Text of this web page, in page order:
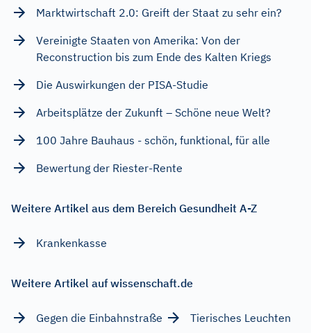
Marktwirtschaft 2.0: Greift der Staat zu sehr ein?
Vereinigte Staaten von Amerika: Von der
Reconstruction bis zum Ende des Kalten Kriegs
Die Auswirkungen der PISA-Studie
Arbeitsplätze der Zukunft – Schöne neue Welt?
100 Jahre Bauhaus - schön, funktional, für alle
Bewertung der Riester-Rente
Weitere Artikel aus dem Bereich Gesundheit A-Z
Krankenkasse
Weitere Artikel auf wissenschaft.de
Gegen die Einbahnstraße
Tierisches Leuchten